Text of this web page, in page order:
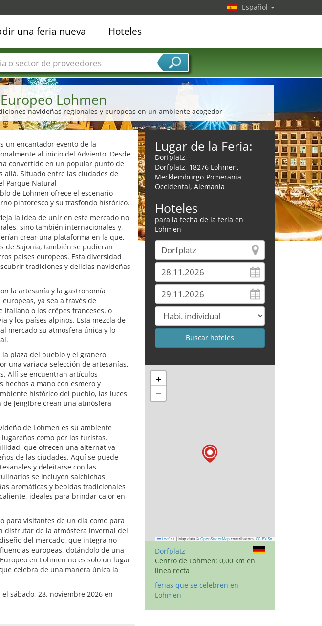
Lohmen
navideñas regionales y europeas en un ambiente acogedor
un encantador evento de la
al inicio del Adviento. Desde
convertido en un popular punto de
allá. Situado entre las ciudades de
Parque Natural
de Lohmen ofrece el escenario
pintoresco y su trasfondo histórico.
la idea de unir en este mercado no
sino también internacionales y,
crear una plataforma en la que,
de Sajonia, también se pudieran
países europeos. Esta diversidad
tradiciones y delicias navideñas
la artesanía y la gastronomía
ya sea a través de
italiano o los crêpes franceses, o
y los países alpinos. Esta mezcla de
mercado su atmósfera única y lo
plaza del pueblo y el granero
una variada selección de artesanías,
Allí se encuentran artículos
hechos a mano con esmero y
histórico del pueblo, las luces
de jengibre crean una atmósfera
de Lohmen es su ambiente
como por los turistas.
que ofrecen una alternativa
de las ciudades. Aquí se puede
y deleitarse con las
se incluyen salchichas
aromáticas y bebidas tradicionales
ideales para brindar calor en
para visitantes de un día como para
disfrutar de la atmósfera invernal del
del mercado, que integra no
europeas, dotándolo de una
en Lohmen no es solo un lugar
celebra de una manera única la
sábado, 28. noviembre 2026 en
Lugar de la Feria:
Dorfplatz,
Dorfplatz, 18276 Lohmen,
Mecklemburgo-Pomerania
Occidental, Alemania
Hoteles
para la fecha de la feria en
Lohmen
+
−
Leaflet | Map data © OpenStreetMap contributors, CC-BY-SA
Dorfplatz
Centro de Lohmen: 0,00 km en
línea recta
ferias que se celebren en
Lohmen
Español
una feria nueva Hoteles
ferias Sectores de proveedor de servicios